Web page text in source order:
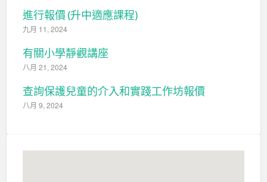
進行報價 (升中適應課程)
九月 11, 2024
有關小學靜觀講座
八月 21, 2024
查詢保護兒童的介入和實踐工作坊報價
八月 9, 2024